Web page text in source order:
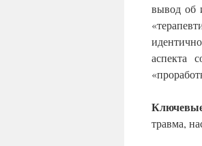
вывод об
аспекта
травма,